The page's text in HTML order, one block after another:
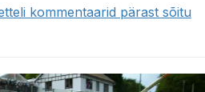
kommentaarid pärast sõitu